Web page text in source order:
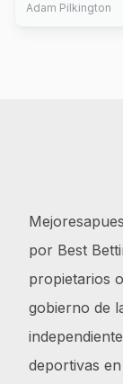
Adam Pilkington
por Best
propietarios
gobierno de
deportivas